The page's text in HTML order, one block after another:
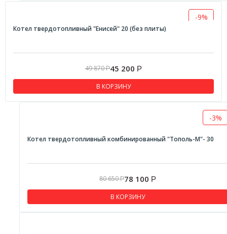
-9%
Котел твердотопливный "Енисей" 20 (без плиты)
49 870Р45 200 Р
В КОРЗИНУ
-3%
Котел твердотопливный комбинированный "Тополь-М"- 30
80 650Р78 100 Р
В КОРЗИНУ